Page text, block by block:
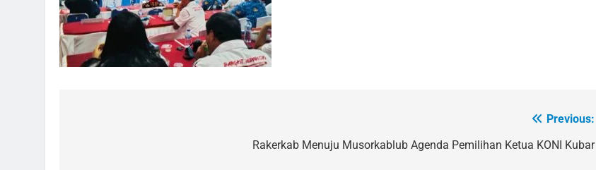
Previous:
Rakerkab Menuju Musorkablub Agenda Pemilihan Ketua KONI Kubar